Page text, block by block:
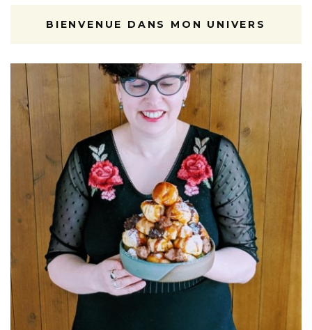
BIENVENUE DANS MON UNIVERS